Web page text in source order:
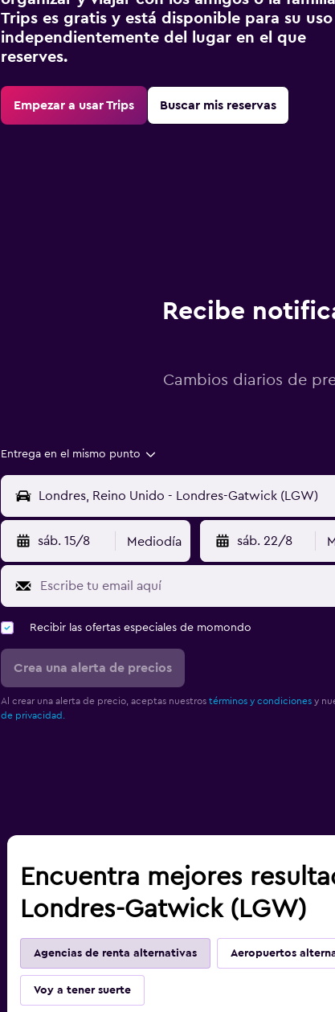
Trips es gratis y está disponible para su uso
independientemente del lugar en el que
reserves.
Empezar a usar Trips Buscar mis reservas
Recibe
Cambios diarios de
Entrega en el mismo punto
sáb. 15/8 Mediodía sáb. 22/8
Recibir las ofertas especiales de momondo
Crea una alerta de precios
Al crear una alerta de precio, aceptas nuestros términos y condicionesy
de privacidad.
Encuentra mejores
Londres-Gatwick (LGW)
Agencias de renta alternativas Aeropuertos
Voy a tener suerte